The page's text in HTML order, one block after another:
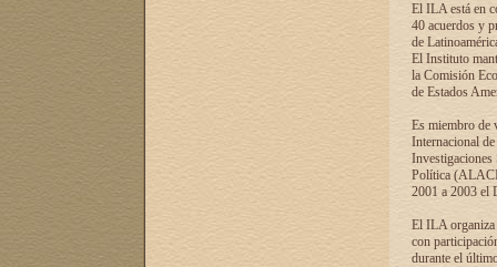
El ILA está en
40 acuerdos y
de
El Instituto
la Comisión
de Estados
Es miembro de
Internacional
Investigaciones
Política
2001 a 2003 el
El ILA organiza
con
durante el